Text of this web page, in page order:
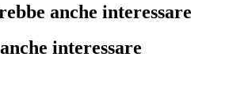
anche interessare
interessare